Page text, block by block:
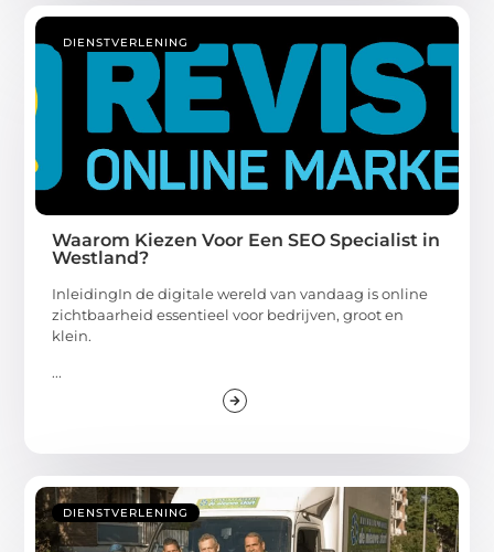
DIENSTVERLENING
Waarom Kiezen Voor Een SEO Specialist in
Westland?
InleidingIn de digitale wereld van vandaag is online
zichtbaarheid essentieel voor bedrijven, groot en
klein.
...
DIENSTVERLENING